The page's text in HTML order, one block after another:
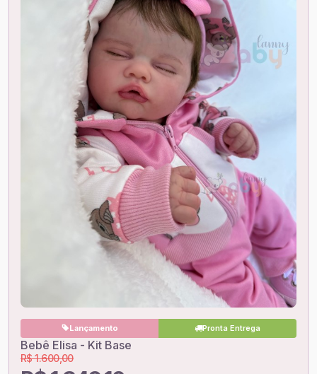
Lançamento Pronta Entrega
Bebê Elisa - Kit Base
R$ 1.600,00